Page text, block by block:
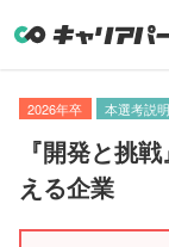
2026年卒 本選考説
『開発と挑
える企業